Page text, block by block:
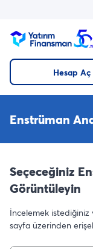
Hesap Aç
Enstrüman
Seçeceğiniz
Görüntüleyin
İncelemek istediğiniz
sayfa üzerinden